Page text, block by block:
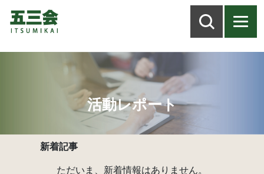
活動レポート
新着記事
ただいま、新着情報はありません。